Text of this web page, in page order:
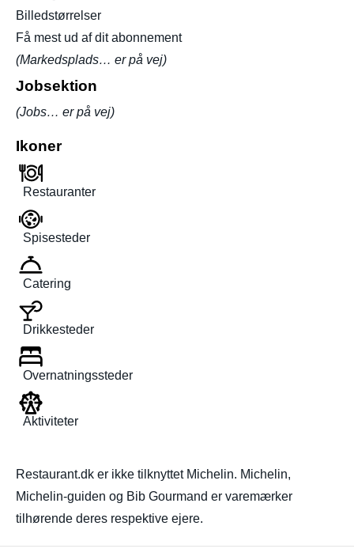
Billedstørrelser
Få mest ud af dit abonnement
(Markedsplads… er på vej)
Jobsektion
(Jobs… er på vej)
Ikoner
Restauranter
Spisesteder
Catering
Drikkesteder
Overnatningssteder
Aktiviteter
Restaurant.dk er ikke tilknyttet Michelin. Michelin,
Michelin-guiden og Bib Gourmand er varemærker
tilhørende deres respektive ejere.